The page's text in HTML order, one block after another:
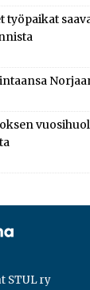
työpaikat
STUL ry